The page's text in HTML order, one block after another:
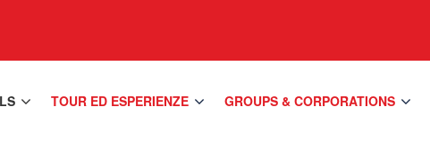
TOUR ED ESPERIENZE GROUPS & CORPORATIONS